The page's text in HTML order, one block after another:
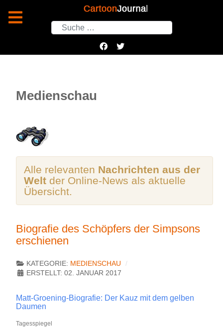
Suchen
Medienschau
Alle relevanten Nachrichten aus der
Welt der Online-News als aktuelle
Übersicht.
Biografie des Schöpfers der Simpsons
erschienen
KATEGORIE: MEDIENSCHAU
ERSTELLT: 02. JANUAR 2017
Matt-Groening-Biografie: Der Kauz mit dem gelben
Daumen
Tagesspiegel